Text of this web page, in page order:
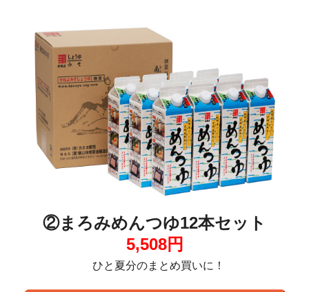
②まろみめんつゆ12本セット
5,508円
ひと夏分のまとめ買いに！